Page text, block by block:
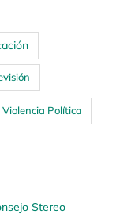
Violencia Política
Stereo